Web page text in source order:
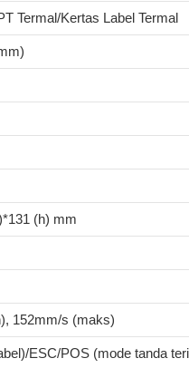
Termal/Kertas Label Termal
(h) mm
152mm/s (maks)
ESC/POS (mode tanda